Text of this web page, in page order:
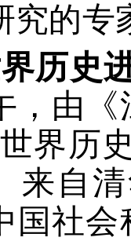
究的专
历史
，由
界历
来自
国社